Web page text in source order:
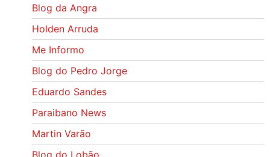
Blog da Angra
Holden Arruda
Me Informo
Blog do Pedro Jorge
Eduardo Sandes
Paraibano News
Martin Varão
Blog do Lobão